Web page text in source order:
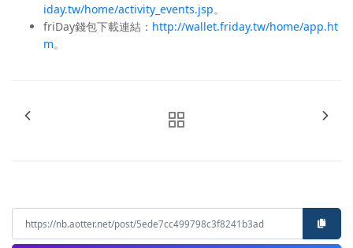
iday.tw/home/activity_events.jsp。
friDay錢包下載連結： http://wallet.friday.tw/home/app.ht
m。